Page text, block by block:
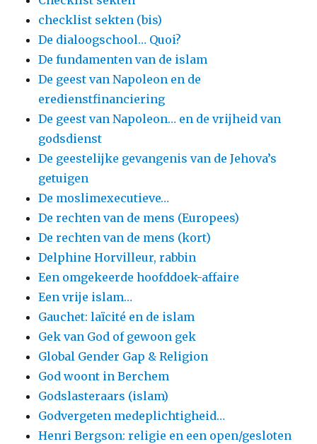
checklist sekten (bis)
De dialoogschool… Quoi?
De fundamenten van de islam
De geest van Napoleon en de
eredienstfinanciering
De geest van Napoleon… en de vrijheid van
godsdienst
De geestelijke gevangenis van de Jehova’s
getuigen
De moslimexecutieve…
De rechten van de mens (Europees)
De rechten van de mens (kort)
Delphine Horvilleur, rabbin
Een omgekeerde hoofddoek-affaire
Een vrije islam…
Gauchet: laïcité en de islam
Gek van God of gewoon gek
Global Gender Gap & Religion
God woont in Berchem
Godslasteraars (islam)
Godvergeten medeplichtigheid…
Henri Bergson: religie en een open/gesloten